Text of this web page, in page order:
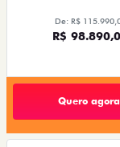
De: R$
R$
Quero